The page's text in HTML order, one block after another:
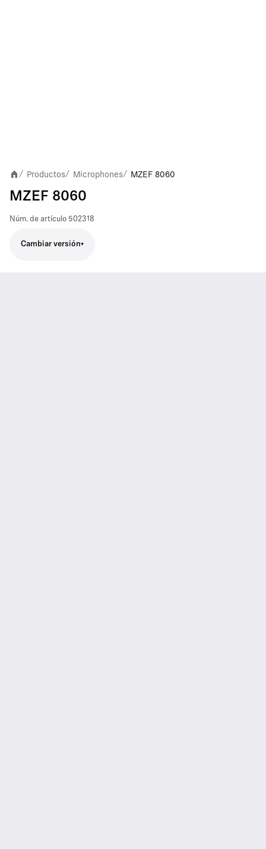
/ Productos/ Microphones/ MZEF 8060
MZEF 8060
Núm. de artículo 502318
Cambiar versión